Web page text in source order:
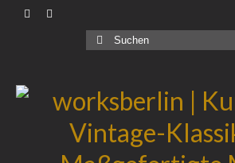
Suchen
nach:
Über uns |
Industrial Bauhaus |